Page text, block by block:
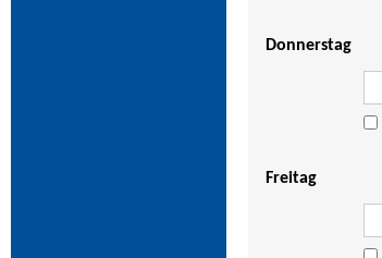
Donnerstag
Freitag